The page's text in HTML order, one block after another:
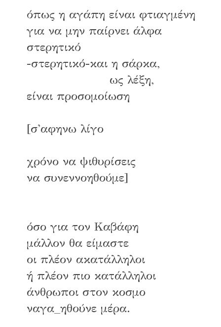
όπως η αγάπη είναι φτιαγμένη
για να μην παίρνει άλφα
στερητικό
-στερητικό-και η σάρκα,
ως λέξη,
είναι προσομοίωση
[σ'αφηνω λίγο
χρόνο να ψιθυρίσεις
να συνεννοηθούμε]
όσο για τον Καβάφη
μάλλον θα είμαστε
οι πλέον ακατάλληλοι
ή πλέον πιο κατάλληλοι
άνθρωποι στον κοσμο
ναγα_ηθούνε μέρα.